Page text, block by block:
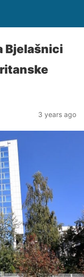
Bjelašnici
3 years ago